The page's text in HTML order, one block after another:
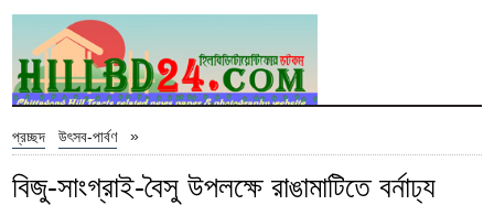
প্রচ্ছদ »
উৎসব-পার্বণ
বিজু-সাংগ্রাই-বৈসু উপলক্ষে রাঙামাটিতে বর্নাঢ্য